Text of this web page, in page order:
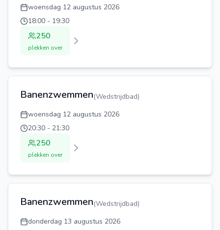
woensdag 12 augustus 2026
18:00 - 19:30
250
plekken over
Banenzwemmen(Wedstrijdbad)
woensdag 12 augustus 2026
20:30 - 21:30
250
plekken over
Banenzwemmen(Wedstrijdbad)
donderdag 13 augustus 2026